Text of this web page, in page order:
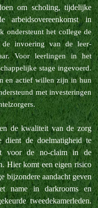
om scholing, tijdelijke
in
ondersteunt het college de
de invoering van de leer-
Voor leerlingen in het
stage ingevoerd.
en actief willen zijn in hun
met investeringen
de kwaliteit van de zorg
dient de doelmatigheid te
voor de no-claim in de
Hier komt een eigen risico
bijzondere aandacht geven
name in darkrooms en
tweedekamerleden.